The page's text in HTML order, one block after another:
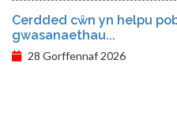
Cerdded cŵn yn helpu
gwasanaethau...
28 Gorffennaf 2026